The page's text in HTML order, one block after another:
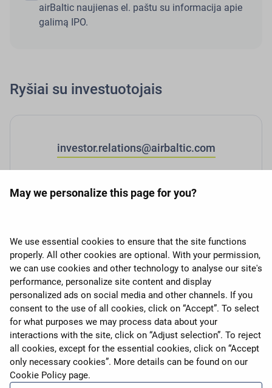
May we personalize this page for you?
We use essential cookies to ensure that the site functions
properly. All other cookies are optional. With your permission,
we can use cookies and other technology to analyse our site's
performance, personalize site content and display
personalized ads on social media and other channels. If you
consent to the use of all cookies, click on “Accept”. To select
for what purposes we may process data about your
interactions with the site, click on “Adjust selection”. To reject
all cookies, except for the essential cookies, click on “Accept
only necessary cookies”. More details can be found on our
Cookie Policy page.
airBaltic naujienas el. paštu su informacija apie
galimą IPO.
Ryšiai su investuotojais
investor.relations@airbaltic.com
Apie airBaltic expand_more
Mūsų paslaugos expand_more
airBaltic grupė expand_more